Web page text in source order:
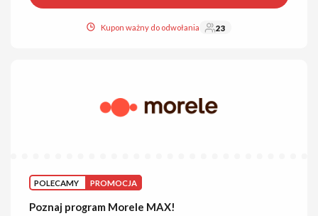
Kupon ważny do odwołania 23
POLECAMY PROMOCJA
Poznaj program Morele MAX!